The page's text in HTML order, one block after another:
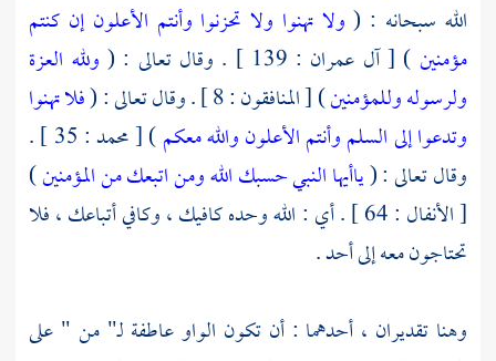
الله سبحانه : ( ولا تهنوا ولا تحزنوا وأنتم الأعلون إن كنتم
مؤمنين ) [ آل عمران : 139 ] . وقال تعالى : (
ولله العزة
ولرسوله وللمؤمنين) [ المنافقون : 8 ] . وقال تعالى : (
فلا تهنوا
وتدعوا إلى السلم وأنتم الأعلون والله معكم
) [ محمد : 35 ] .
وقال تعالى : (ياأيها النبي حسبك الله ومن اتبعك من المؤمنين)
[ الأنفال : 64 ] . أي : الله وحده كافيك ، وكافي أتباعك ، فلا
تحتاجون معه إلى أحد .
وهنا تقديران ، أحدهما : أن تكون الواو عاطفة لـ" من " على